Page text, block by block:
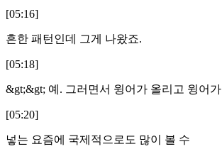
[05:16]
흔한 패턴인데 그게 나왔죠.
[05:18]
&gt;&gt; 예. 그러면서 윙어가 올리고 윙어가
[05:20]
넣는 요즘에 국제적으로도 많이 볼 수